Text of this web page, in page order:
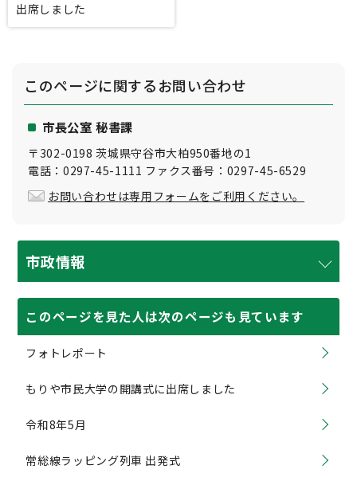
出席しました
このページに関するお問い合わせ
市長公室 秘書課
〒302-0198 茨城県守谷市大柏950番地の1
電話：0297-45-1111 ファクス番号：0297-45-6529
お問い合わせは専用フォームをご利用ください。
市政情報
このページを見た人は次のページも見ています
フォトレポート
もりや市民大学の開講式に出席しました
令和8年5月
常総線ラッピング列車 出発式